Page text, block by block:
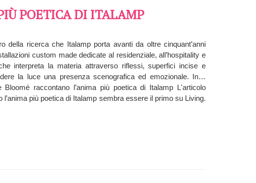
POETICA DI ITALAMP
della ricerca che Italamp porta avanti da oltre cinquant’anni
custom made dedicate al residenziale, all’hospitality e
interpreta la materia attraverso riflessi, superfici incise e
la luce una presenza scenografica ed emozionale. In…
Bloomé raccontano l’anima più poetica di Italamp L'articolo
l’anima più poetica di Italamp sembra essere il primo su Living.